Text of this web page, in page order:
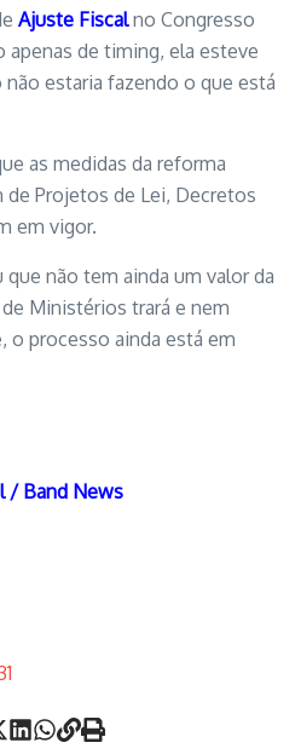
Ajuste Fiscalno Congresso
apenas de timing, ela esteve
estaria fazendo o que está
as medidas da reforma
Projetos de Lei, Decretos
em vigor.
não tem ainda um valor da
Ministérios trará e nem
o processo ainda está em
/ Band News